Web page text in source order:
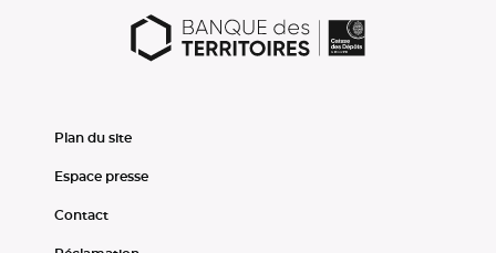
Plan du site
Espace presse
Contact